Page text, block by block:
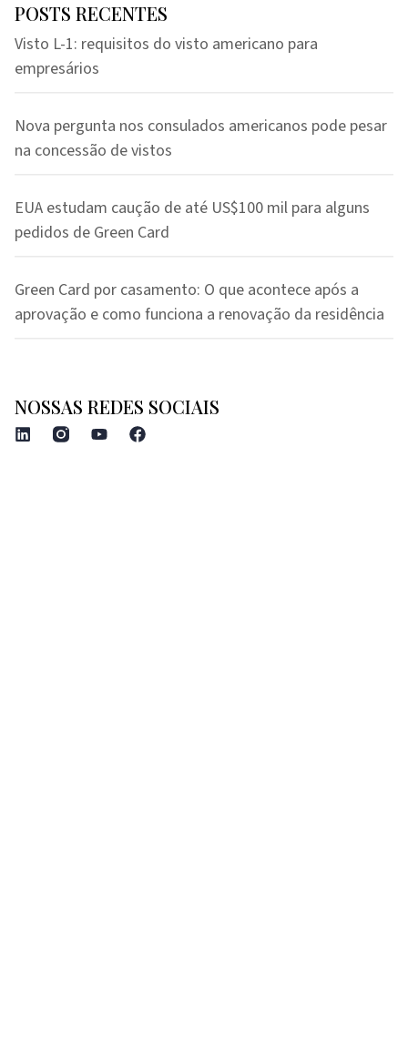
POSTS RECENTES
Visto L-1: requisitos do visto americano para
empresários
Nova pergunta nos consulados americanos pode pesar
na concessão de vistos
EUA estudam caução de até US$100 mil para alguns
pedidos de Green Card
Green Card por casamento: O que acontece após a
aprovação e como funciona a renovação da residência
NOSSAS REDES SOCIAIS